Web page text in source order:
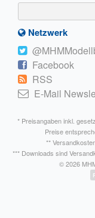
Netzwerk
Facebook
RSS
E-Mail
* Preisangaben inkl.
Preise
**
*** Downloads sind
© 2026